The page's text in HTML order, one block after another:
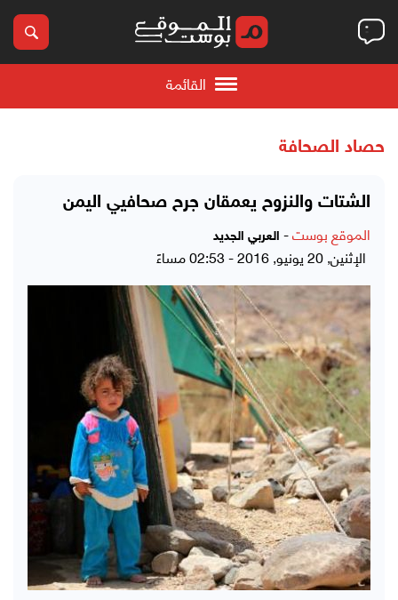
القائمة
حصاد الصحافة
الشتات والنزوح يعمقان جرح صحافيي اليمن
الموقع بوست- العربي الجديد
الإثنين, 20 يونيو, 2016 - 02:53 مساءً